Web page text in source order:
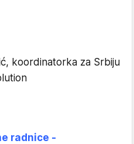
koordinatorka za Srbiju
radnice -